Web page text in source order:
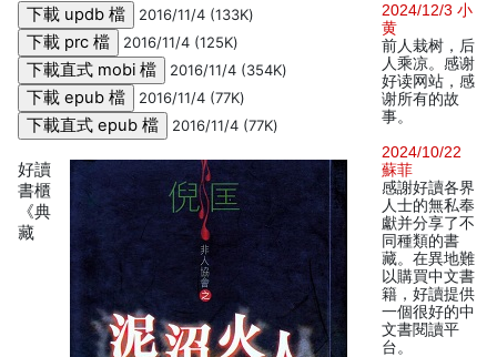
2016/11/4 (133K)
2016/11/4 (125K)
2016/11/4 (354K)
2016/11/4 (77K)
2016/11/4 (77K)
好讀
書櫃
《典
藏
2024/12/3 小
黄
前人栽树，后
人乘凉。感谢
好读网站，感
谢所有的故
事。
2024/10/22
蘇菲
感謝好讀各界
人士的無私奉
獻并分享了不
同種類的書
藏。在異地難
以購買中文書
籍，好讀提供
一個很好的中
文書閱讀平
台。